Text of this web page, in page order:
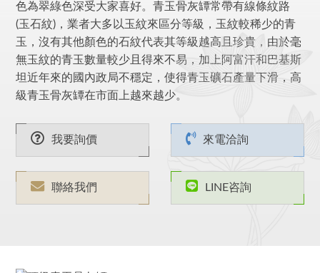
色為翠綠色深受大家喜好。青玉骨灰罈常帶有線條紋路
(玉石紋)，業者大多以玉紋來區分等級，玉紋較稀少的青
玉，沒有其他顏色的石紋代表其等級越高且珍貴，由於毫
無玉紋的青玉數量較少且得來不易，加上阿富汗和巴基斯
坦近年來的國內政局不穩定，使得青玉礦石產量下滑，高
級青玉骨灰罈在市面上越來越少。
我要詢價 來電洽詢
聯絡我們 LINE咨詢